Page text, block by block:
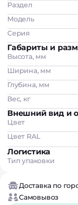
Раздел
Модель
Серия
Габариты и
Высота, мм
Ширина, мм
Глубина, мм
Вес, кг
Внешний вид и
Цвет
Цвет RAL
Логистика
Тип упаковки
Доставка по
Самовывоз